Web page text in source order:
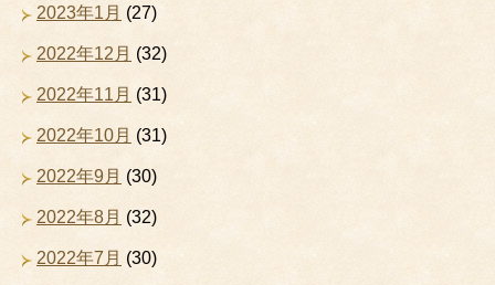
2023年1月 (27)
2022年12月 (32)
2022年11月 (31)
2022年10月 (31)
2022年9月 (30)
2022年8月 (32)
2022年7月 (30)